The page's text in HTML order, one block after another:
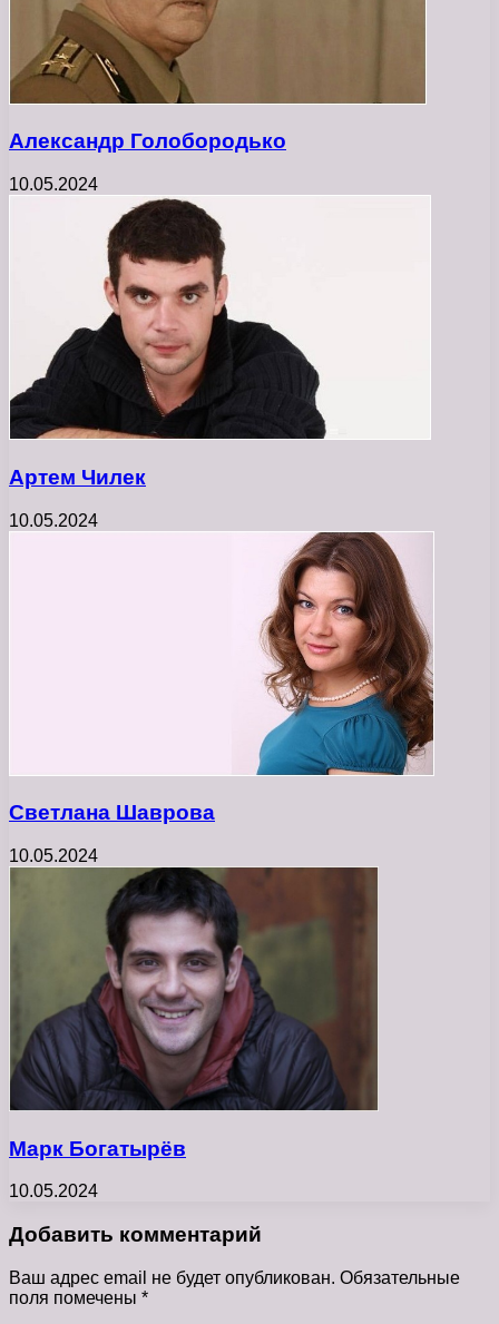
Александр Голобородько
10.05.2024
Артем Чилек
10.05.2024
Светлана Шаврова
10.05.2024
Марк Богатырёв
10.05.2024
Добавить комментарий
Ваш адрес email не будет опубликован. Обязательные
поля помечены *